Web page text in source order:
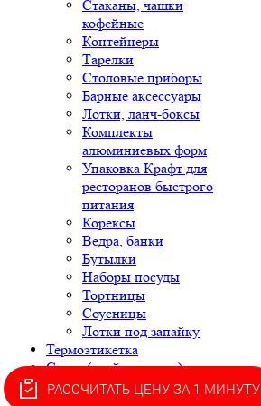
Стаканы, чашки
кофейные
Контейнеры
Тарелки
Столовые приборы
Барные аксессуары
Лотки, ланч-боксы
Комплекты
алюминиевых форм
Упаковка Крафт для
ресторанов быстрого
питания
Корексы
Ведра, банки
Бутылки
Наборы посуды
Тортницы
Соусницы
Лотки под запайку
Термоэтикетка
Скотч (клейкая лента)
Двусторонний скотч
РАССЧИТАТЬ ЦЕНУ ЗА 1 МИНУТУ